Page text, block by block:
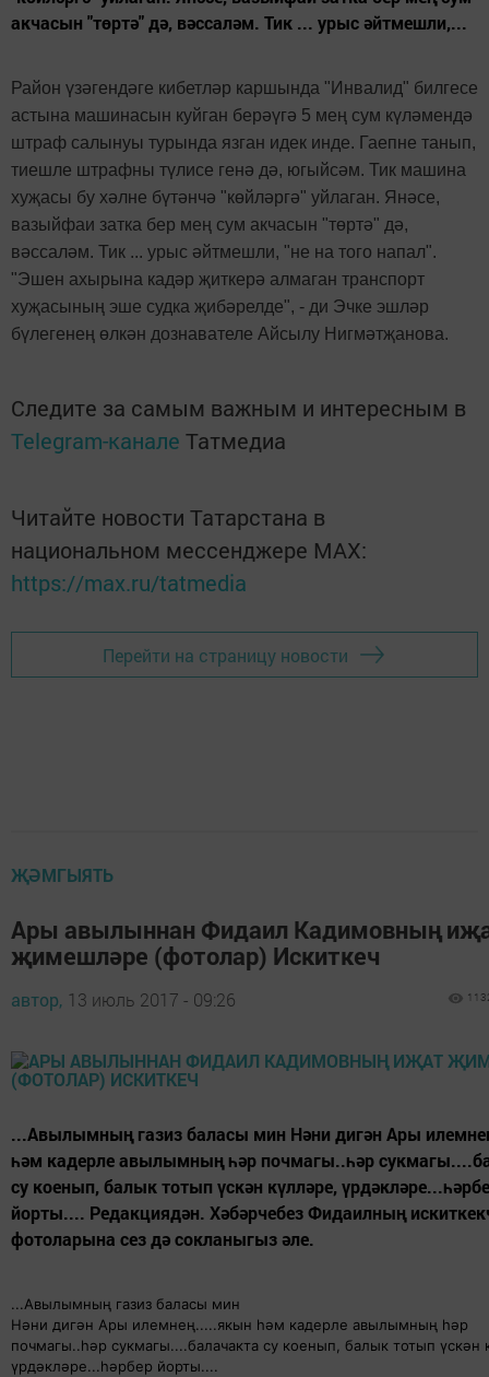
акчасын "төртә" дә, вәссаләм. Тик ... урыс әйтмешли,...
Район үзәгендәге кибетләр каршында "Инвалид" билгесе
астына машинасын куйган берәүгә 5 мең сум күләмендә
штраф салынуы турында язган идек инде. Гаепне танып,
тиешле штрафны түлисе генә дә, югыйсәм. Тик машина
хуҗасы бу хәлне бүтәнчә "көйләргә" уйлаган. Янәсе,
вазыйфаи затка бер мең сум акчасын "төртә" дә,
вәссаләм. Тик ... урыс әйтмешли, "не на того напал".
"Эшен ахырына кадәр җиткерә алмаган транспорт
хуҗасының эше судка җибәрелде", - ди Эчке эшләр
бүлегенең өлкән дознавателе Айсылу Нигмәтҗанова.
Следите за самым важным и интересным в
Telegram-канале Татмедиа
Читайте новости Татарстана в
национальном мессенджере MАХ:
https://max.ru/tatmedia
Перейти на страницу новости
ҖӘМГЫЯТЬ
Ары авылыннан Фидаил Кадимовның
җимешләре (фотолар) Искиткеч
автор, 13 июль 2017 - 09:26
...Авылымның газиз баласы мин Нәни дигән Ары
һәм кадерле авылымның һәр почмагы..һәр
су коенып, балык тотып үскән күлләре,
йорты.... Редакциядән. Хәбәрчебез Фидаилның
фотоларына сез дә сокланыгыз әле.
...Авылымның газиз баласы мин
Нәни дигән Ары илемнең.....якын һәм кадерле авылымның һәр
почмагы..һәр сукмагы....балачакта су коенып, балык тотып үскән
үрдәкләре...һәрбер йорты....